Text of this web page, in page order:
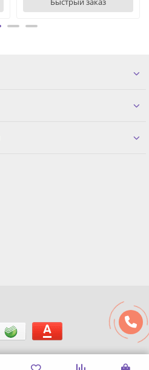
Быстрый заказ